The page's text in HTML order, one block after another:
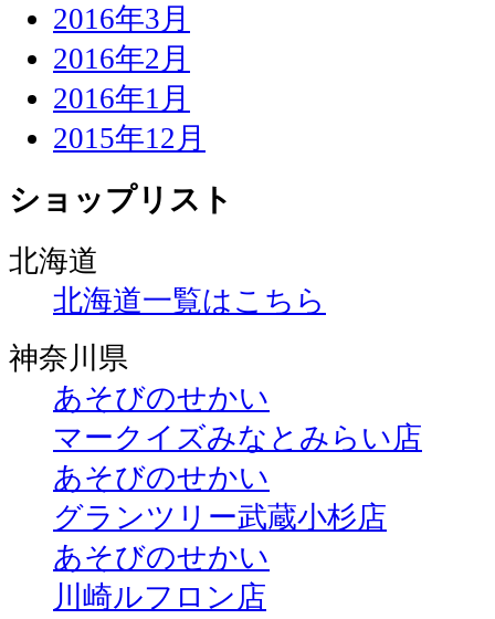
2016年3月
2016年2月
2016年1月
2015年12月
ショップリスト
北海道
北海道一覧はこちら
神奈川県
あそびのせかい
マークイズみなとみらい店
あそびのせかい
グランツリー武蔵小杉店
あそびのせかい
川崎ルフロン店